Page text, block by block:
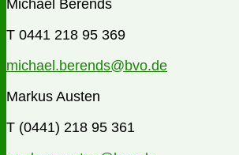
Michael Berends
T 0441 218 95 369
michael.berends@bvo.de
Markus Austen
T (0441) 218 95 361